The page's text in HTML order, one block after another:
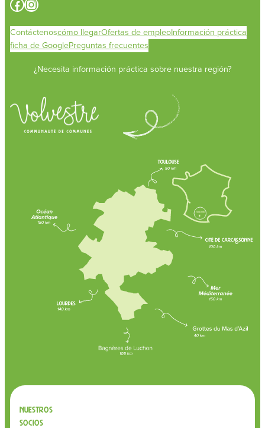
Facebook Instagram
Contáctenoscómo llegarOfertas de empleoInformación práctica
ficha de GooglePreguntas frecuentes
¿Necesita información práctica sobre nuestra región?
Nuestros
socios